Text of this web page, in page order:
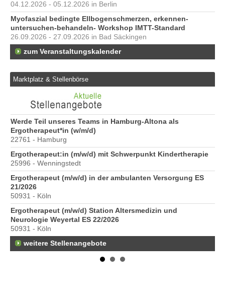
04.12.2026 - 05.12.2026 in Berlin
Myofaszial bedingte Ellbogenschmerzen, erkennen-
untersuchen-behandeln- Workshop IMTT-Standard
26.09.2026 - 27.09.2026 in Bad Säckingen
zum Veranstaltungskalender
Marktplatz & Stellenbörse
Werde Teil unseres Teams in Hamburg-Altona als
Ergotherapeut*in (w/m/d)
22761 - Hamburg
Ergotherapeut:in (m/w/d) mit Schwerpunkt Kindertherapie
25996 - Wenningstedt
Ergotherapeut (m/w/d) in der ambulanten Versorgung ES
21/2026
50931 - Köln
Ergotherapeut (m/w/d) Station Altersmedizin und
Neurologie Weyertal ES 22/2026
50931 - Köln
weitere Stellenangebote